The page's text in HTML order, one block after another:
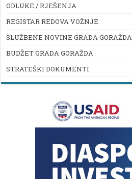
ODLUKE / RJEŠENJA
REGISTAR REDOVA VOŽNJE
SLUŽBENE NOVINE GRADA GORAŽDA
BUDŽET GRADA GORAŽDA
STRATEŠKI DOKUMENTI